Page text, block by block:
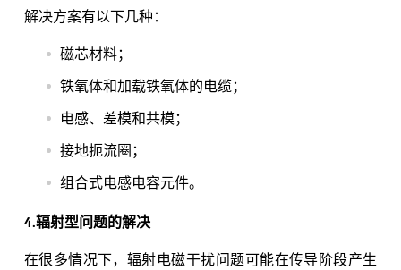
解决方案有以下几种：
磁芯材料；
铁氧体和加载铁氧体的电缆；
电感、差模和共模；
接地扼流圈；
组合式电感电容元件。
4.辐射型问题的解决
在很多情况下，辐射电磁干扰问题可能在传导阶段产生